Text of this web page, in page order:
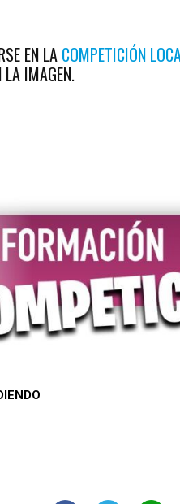
EN LA COMPETICIÓN
LA IMAGEN.